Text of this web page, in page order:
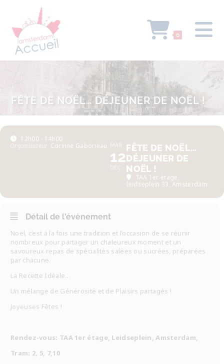
0
FÊTE DE NOËL… DÉJEUNER DE NOËL !
12h00 - 14h00
Corinne Gaborieau MAR
12
DEC
FÊTE DE NOËL…
DÉJEUNER DE
NOËL !
TAA 1er étage,
leidseplein 33, Amsterdam
Détail de l'évènement
Noël, c’est à la fois une tradition et l’occasion de se réunir
nombreux pour partager un chaleureux moment et un
savoureux repas de spécialités salées ou sucrées, préparées
par chacune.
La Recette Idéale…
Un mélange de Générosité et de Plaisirs partagés !
Joyeuses Fêtes !
Rendez-vous: TAA 1er étage, Leidseplein, Amsterdam,
Tram: 2, 5, 7,10